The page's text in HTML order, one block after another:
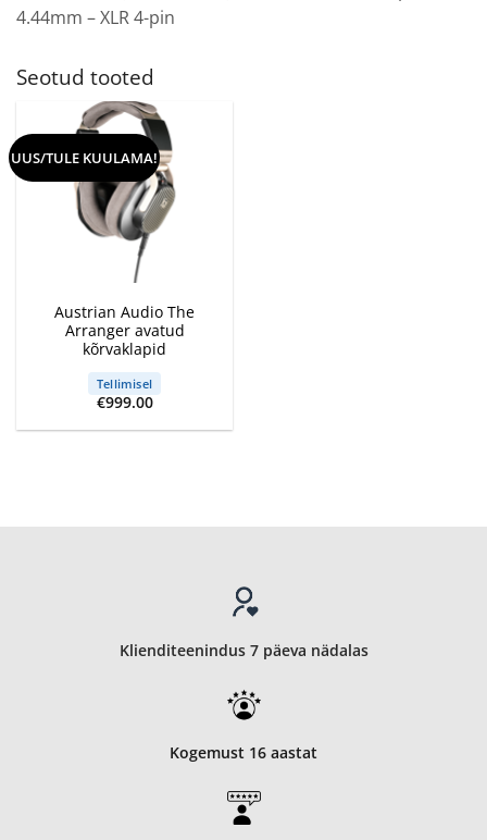
4.44mm – XLR 4-pin
Seotud tooted
UUS/TULE KUULAMA!
Austrian Audio The
Arranger avatud
kõrvaklapid
Tellimisel
€999.00
Klienditeenindus 7 päeva nädalas
Kogemust 16 aastat